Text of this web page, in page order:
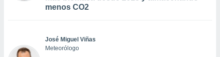
menos CO2
José Miguel Viñas
Meteorólogo